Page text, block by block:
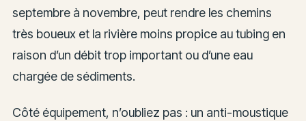
septembre à novembre, peut rendre les chemins
très boueux et la rivière moins propice au tubing en
raison d’un débit trop important ou d’une eau
chargée de sédiments.
Côté équipement, n’oubliez pas : un anti-moustique